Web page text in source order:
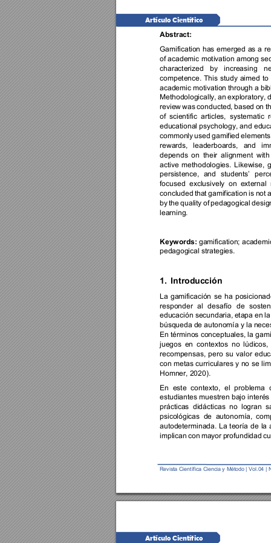
Revista Científica Ciencia y Método | Vol.04 |
Artículo Científico
Abstract:
Gamification has emerged as a
of academic motivation among
characterized
by increasing
competence. This study aimed to
academic motivation through a
Methodologically, an exploratory,
review was conducted, based on
of scientific articles, systematic
educational psychology, and
commonly used gamified
rewards,
leaderboards, and
depends on their alignment with
active methodologies. Likewise,
persistence,
and students’
focused
exclusively on external
concluded that gamification is not
by the quality of pedagogical
learning.
Keywords: gamification;
pedagogical strategies.
1. Introducción
La gamificación se ha
responder
al desafío de
educación secundaria, etapa en
búsqueda de autonomía y la
En términos conceptuales, la
juegos en contextos no
lúdicos,
recompensas, pero su valor
con metas curricul ares y no se
Homner, 2020).
En este contexto, el problema
estudiantes muestren bajo interés
prácticas
didácticas no logran
psicológicas
de autonomía,
autodeterminada. La teoría de la
implican con mayor profundidad
Artículo Científico